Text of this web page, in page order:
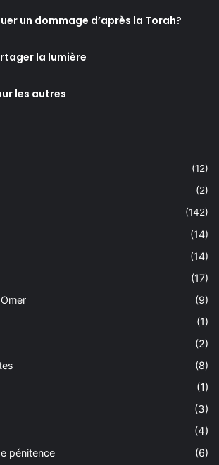
un dommage d’après la Torah?
la lumière
les autres
(12)
(2)
(142)
(14)
(14)
(17)
(9)
(1)
(2)
(8)
(1)
(3)
(4)
pénitence
(6)